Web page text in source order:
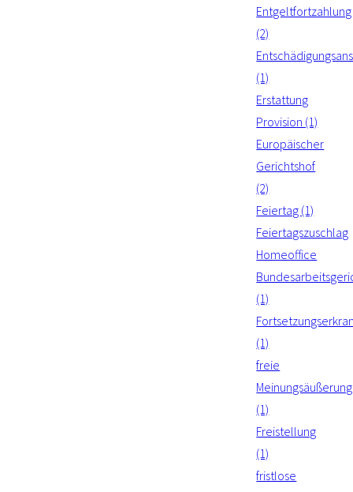
Entgeltfortzahlung
(2)
(1)
Erstattung
Provision (1)
Europäischer
Gerichtshof
(2)
Feiertag (1)
Feiertagszuschlag
Homeoffice
(1)
(1)
freie
Meinungsäußerung
(1)
Freistellung
(1)
fristlose